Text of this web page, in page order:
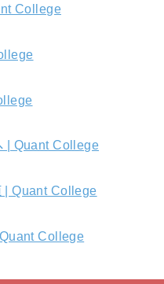
College
| Quant College
| Quant College
College